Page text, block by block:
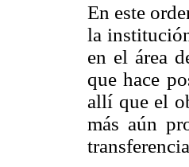
En este
la
en el área
que hace
allí que el
más aún